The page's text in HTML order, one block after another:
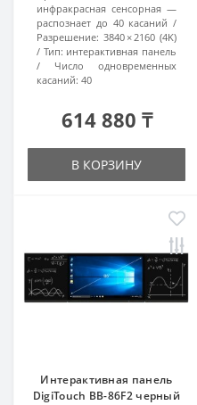
инфракрасная сенсорная —
распознает до 40 касаний
Разрешение: 3840 × 2160 (4K)
Тип: интерактивная панель
Число одновременных
касаний: 40
614 880 ₸
В КОРЗИНУ
Интерактивная панель
DigiTouch BB-86F2 черный